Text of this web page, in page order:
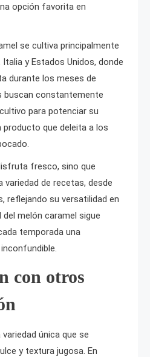
opción favorita en
se cultiva principalmente
y Estados Unidos, donde
durante los meses de
buscan constantemente
para potenciar su
producto que deleita a los
fresco, sino que
variedad de recetas, desde
reflejando su versatilidad en
del melón caramel sigue
temporada una
con otros
única que se
y textura jugosa. En